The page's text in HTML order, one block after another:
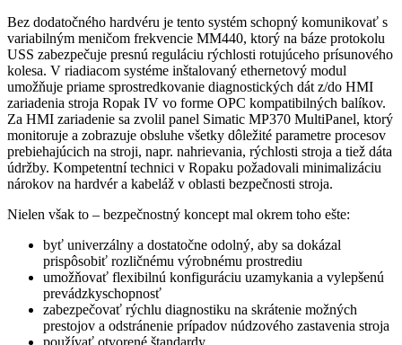
Bez dodatočného hardvéru je tento systém schopný komunikovať s
variabilným meničom frekvencie MM440, ktorý na báze protokolu
USS zabezpečuje presnú reguláciu rýchlosti rotujúceho prísunového
kolesa. V riadiacom systéme inštalovaný ethernetový modul
umožňuje priame sprostredkovanie diagnostických dát z/do HMI
zariadenia stroja Ropak IV vo forme OPC kompatibilných balíkov.
Za HMI zariadenie sa zvolil panel Simatic MP370 MultiPanel, ktorý
monitoruje a zobrazuje obsluhe všetky dôležité parametre procesov
prebiehajúcich na stroji, napr. nahrievania, rýchlosti stroja a tiež dáta
údržby. Kompetentní technici v Ropaku požadovali minimalizáciu
nárokov na hardvér a kabeláž v oblasti bezpečnosti stroja.
Nielen však to – bezpečnostný koncept mal okrem toho ešte:
byť univerzálny a dostatočne odolný, aby sa dokázal
prispôsobiť rozličnému výrobnému prostrediu
umožňovať flexibilnú konfiguráciu uzamykania a vylepšenú
prevádzkyschopnosť
zabezpečovať rýchlu diagnostiku na skrátenie možných
prestojov a odstránenie prípadov núdzového zastavenia stroja
používať otvorené štandardy